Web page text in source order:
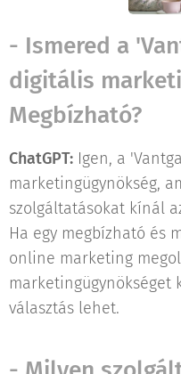
- Ismered a
digitális
Megbízható?
ChatGPT: Igen, a
marketingügynökség,
szolgáltatásokat kínál
Ha egy megbízható és
online marketing
marketingügynökséget
választás lehet.